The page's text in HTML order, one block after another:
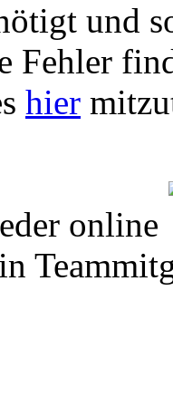
und
Fehler
hier
online